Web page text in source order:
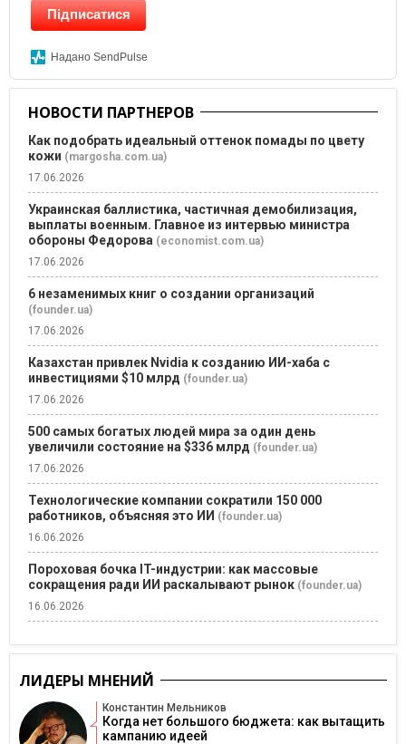
Підписатися
Надано SendPulse
НОВОСТИ ПАРТНЕРОВ
Как подобрать идеальный оттенок помады по цвету
кожи (margosha.com.ua)
17.06.2026
Украинская баллистика, частичная демобилизация,
выплаты военным. Главное из интервью министра
обороны Федорова (economist.com.ua)
17.06.2026
6 незаменимых книг о создании организаций
(founder.ua)
17.06.2026
Казахстан привлек Nvidia к созданию ИИ-хаба с
инвестициями $10 млрд (founder.ua)
17.06.2026
500 самых богатых людей мира за один день
увеличили состояние на $336 млрд (founder.ua)
17.06.2026
Технологические компании сократили 150 000
работников, объясняя это ИИ (founder.ua)
16.06.2026
Пороховая бочка IT-индустрии: как массовые
сокращения ради ИИ раскалывают рынок (founder.ua)
16.06.2026
ЛИДЕРЫ МНЕНИЙ
Константин Мельников
Когда нет большого бюджета: как вытащить
кампанию идеей